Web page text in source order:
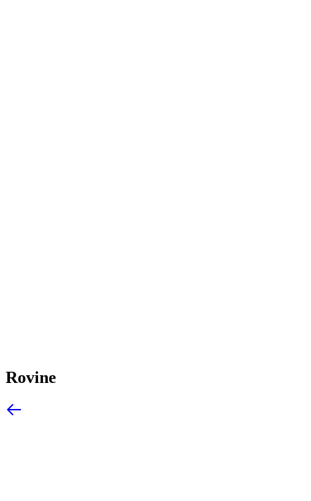
Rovine